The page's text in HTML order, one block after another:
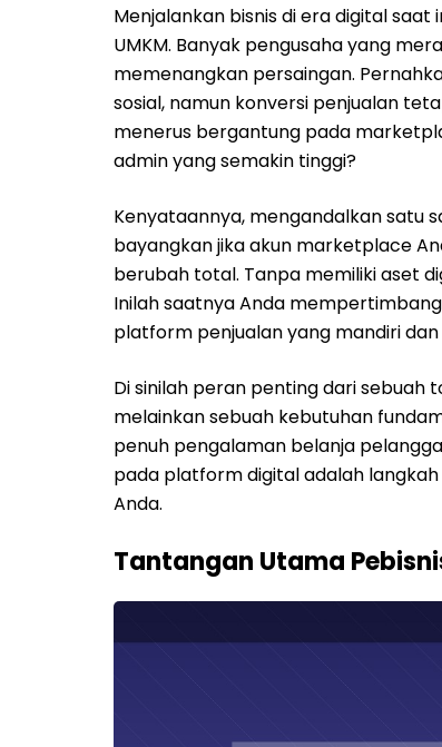
Menjalankan bisnis di era digital
UMKM. Banyak pengusaha yang
memenangkan persaingan.
sosial, namun konversi penjualan
menerus bergantung pada
admin yang semakin tinggi?
Kenyataannya, mengandalkan satu
bayangkan jika akun marketplace
berubah total. Tanpa memiliki aset
Inilah saatnya Anda
platform penjualan yang mandiri
Di sinilah peran penting dari sebuah
melainkan sebuah kebutuhan
penuh pengalaman belanja
pada platform digital adalah
Anda.
Tantangan Utama